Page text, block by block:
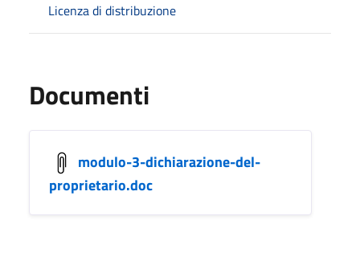
Licenza di distribuzione
Documenti
modulo-3-dichiarazione-del-
proprietario.doc